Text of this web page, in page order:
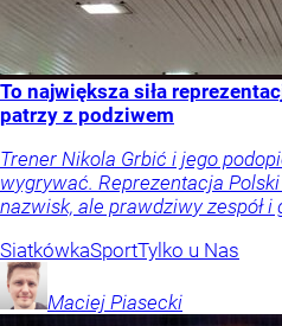
To największa siła
patrzy z podziwem
Trener Nikola Grbić i jego
wygrywać. Reprezentacja
nazwisk, ale prawdziwy zespół i
SiatkówkaSportTylko u Nas
Maciej Piasecki